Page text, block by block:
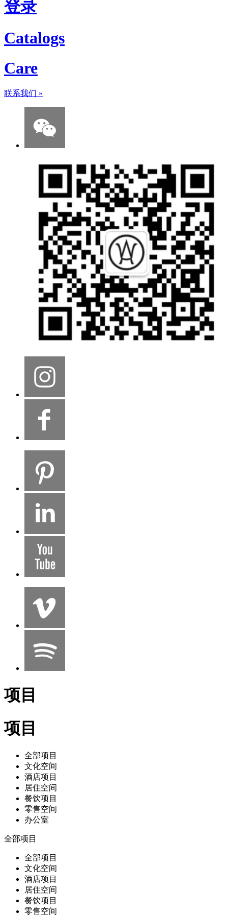
登录
Catalogs
Care
联系我们 »
项目
项目
全部项目
文化空间
酒店项目
居住空间
餐饮项目
零售空间
办公室
全部项目
全部项目
文化空间
酒店项目
居住空间
餐饮项目
零售空间